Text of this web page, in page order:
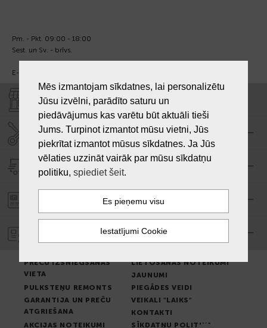
Pm. - Pkt. 09:00 - 18:00
Sest. un Sv. - brīvs.
E-pasts:
VEIKALI "LAIKS"
SERVISA CENTRS "LAIKS"
PIEGĀDE
PASŪTĪJUMA APMAKSA
GARANTIJA
PREČU IZSNIEGŠANAS
VIETA
LIETOŠANAS NOTEIKUMI
JAUNUMI
PULKSTEŅU REMONTS
PIEGĀDES VEIDI
GARANTIJA UN PREČU
ATGRIEŠANA
VEIKALI "LAIKS"
KONTAKTI
AKCIJAS NOTEIKUMI
SĪKDATŅU POLITIKA
Mēs izmantojam sīkdatnes, lai personalizētu
Jūsu izvēlni, parādīto saturu un
piedāvājumus kas varētu būt aktuāli tieši
Jums. Turpinot izmantot mūsu vietni, Jūs
piekrītat izmantot mūsus sīkdatnes. Ja Jūs
vēlaties uzzināt vairāk par mūsu sīkdatņu
politiku, spiediet šeit.